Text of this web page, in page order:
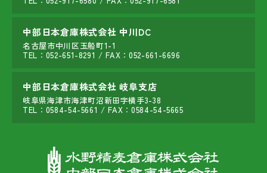
中部日本倉庫株式会社 中川DC
名古屋市中川区玉船町1-1
TEL： 052-651-8291 / FAX：052-661-6696
中部日本倉庫株式会社 岐阜支店
岐阜県海津市海津町沼新田字横手3-38
TEL： 0584-54-5661 / FAX：0584-54-5665